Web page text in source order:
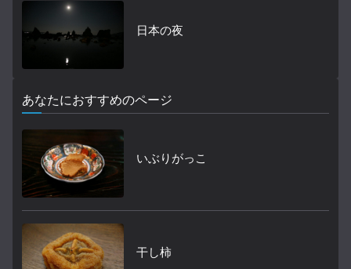
日本の夜
あなたにおすすめのページ
いぶりがっこ
干し柿